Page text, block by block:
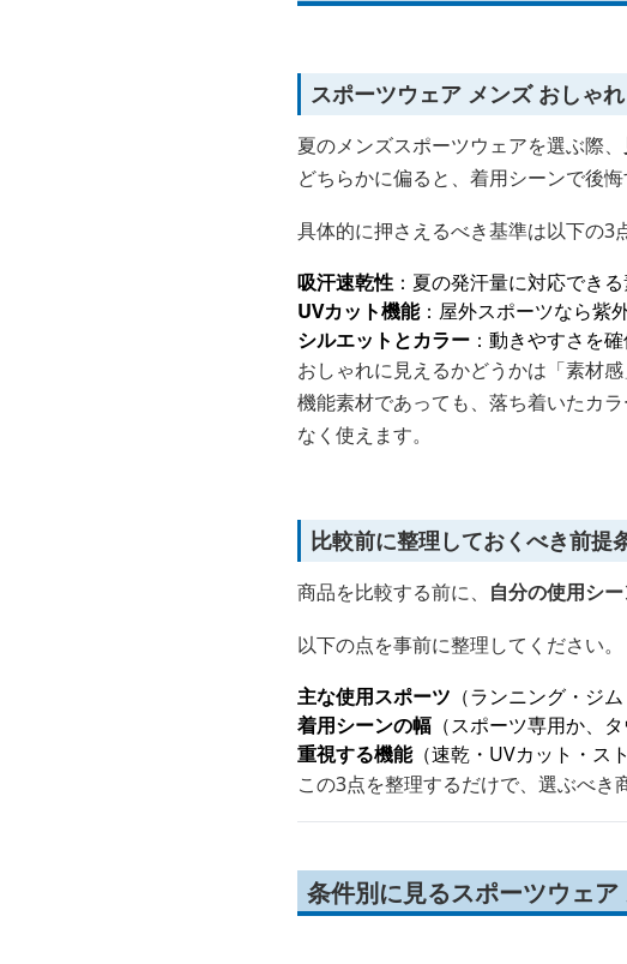
スポーツウェア メンズ おしゃ
夏のメンズスポーツウェアを選ぶ際、
どちらかに偏ると、着用シーンで後悔
具体的に押さえるべき基準は以下の3
吸汗速乾性 ：夏の発汗量に対応でき
UVカット機能：屋外スポーツなら紫
シルエットとカラー ：動きやすさを
おしゃれに見えるかどうかは「素材
機能素材であっても、落ち着いたカ
なく使えます。
比較前に整理しておくべき前提
商品を比較する前に、 自分の使用シ
以下の点を事前に整理してください。
主な使用スポーツ （ランニング・ジ
着用シーンの幅 （スポーツ専用か、
重視する機能（速乾・UVカット・ス
この3点を整理するだけで、選ぶべき
条件別に見るスポーツウェ